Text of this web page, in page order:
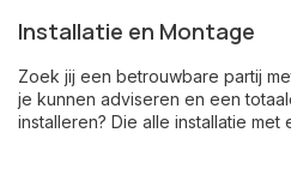
Installatie en Montage
Zoek jij een betrouwbare partij
je kunnen adviseren en een
installeren? Die alle installatie